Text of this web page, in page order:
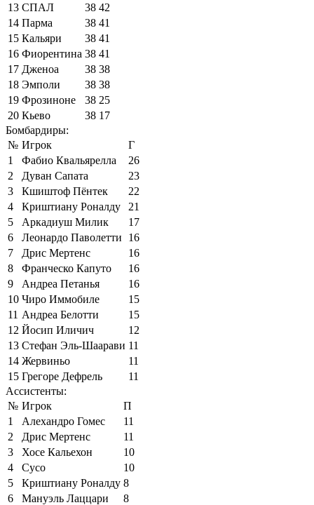
13 СПАЛ 38 42
14 Парма 38 41
15 Кальяри 38 41
16 Фиорентина 38 41
17 Дженоа 38 38
18 Эмполи 38 38
19 Фрозиноне 38 25
20 Кьево 38 17
Бомбардиры:
№ Игрок
Г
1
Фабио Квальярелла
26
2
Дуван Сапата
23
3
Кшиштоф Пёнтек
22
4
Криштиану Роналду
21
5
Аркадиуш Милик
17
6
Леонардо Паволетти
16
7
Дрис Мертенс
16
8
Франческо Капуто
16
9
Андреа Петанья
16
10 Чиро Иммобиле
15
11 Андреа Белотти
15
12 Йосип Иличич
12
13 Стефан Эль-Шаарави 11
14 Жервиньо
11
15 Грегоре Дефрель
11
Ассистенты:
№ Игрок
П
1
Алехандро Гомес
11
2
Дрис Мертенс
11
3
Хосе Кальехон
10
4
Сусо
10
5
Криштиану Роналду 8
6
Мануэль Лаццари
8